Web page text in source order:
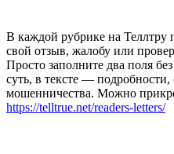
В каждой рубрике на Теллтру
свой отзыв, жалобу или
Просто заполните два поля
суть, в тексте — подробности,
мошенничества. Можно
https://telltrue.net/readers-letters/